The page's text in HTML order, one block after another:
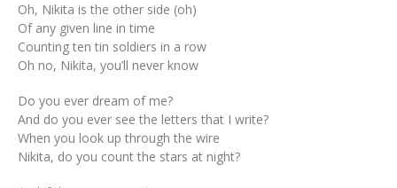
Oh, Nikita is the other side (oh)
Of any given line in time
Counting ten tin soldiers in a row
Oh no, Nikita, you’ll never know
Do you ever dream of me?
And do you ever see the letters that I write?
When you look up through the wire
Nikita, do you count the stars at night?